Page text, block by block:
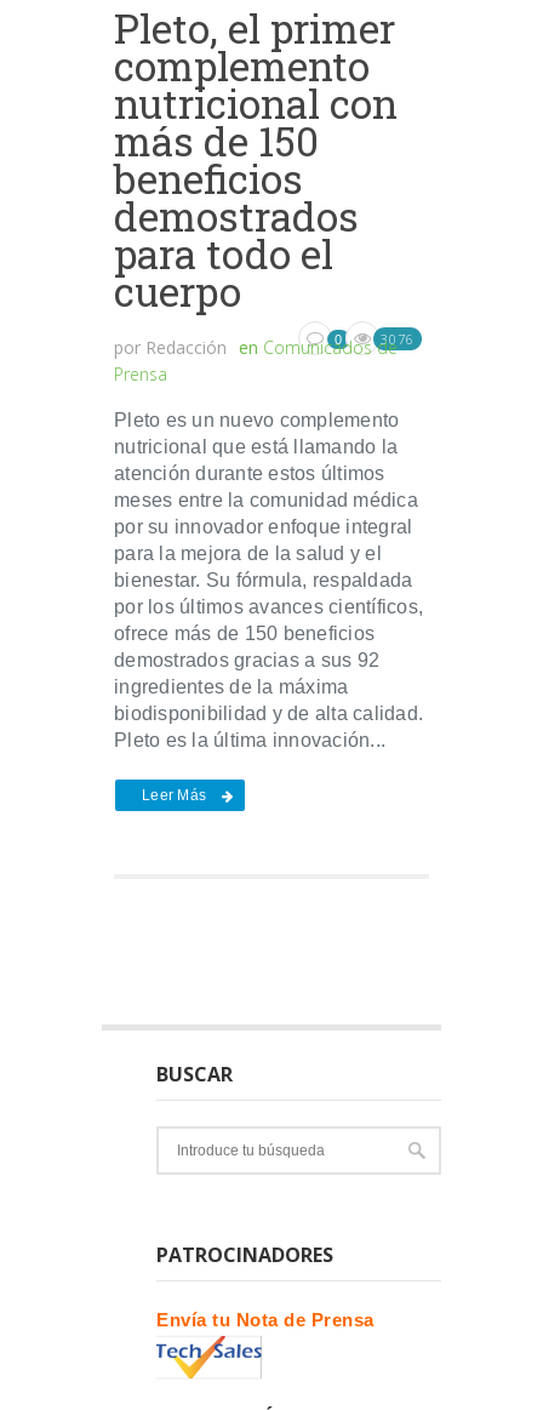
Pleto, el primer
complemento
nutricional con
más de 150
beneficios
demostrados
para todo el
cuerpo
por Redacción en Comunicados de
Prensa
0 3076
Pleto es un nuevo complemento
nutricional que está llamando la
atención durante estos últimos
meses entre la comunidad médica
por su innovador enfoque integral
para la mejora de la salud y el
bienestar. Su fórmula, respaldada
por los últimos avances científicos,
ofrece más de 150 beneficios
demostrados gracias a sus 92
ingredientes de la máxima
biodisponibilidad y de alta calidad.
Pleto es la última innovación...
Leer Más
BUSCAR
PATROCINADORES
Envía tu Nota de Prensa